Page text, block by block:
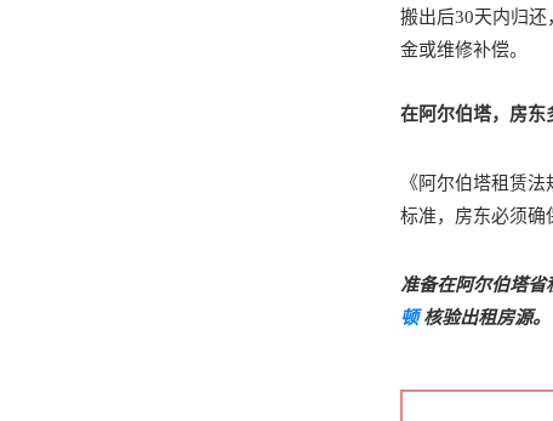
搬出后30天内归
金或维修补偿。
在阿尔伯塔，房东
《阿尔伯塔租赁
标准，房东必须确
准备在阿尔伯塔省
顿 核验出租房源。